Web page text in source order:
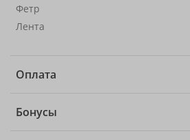
Фетр
Лента
Оплата
Бонусы